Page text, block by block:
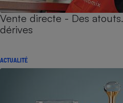
Vente directe - Des
dérives
ACTUALITÉ